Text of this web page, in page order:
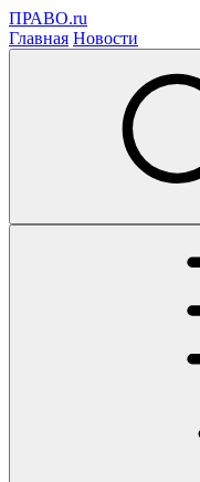
ПРАВО.ru
Главная Новости